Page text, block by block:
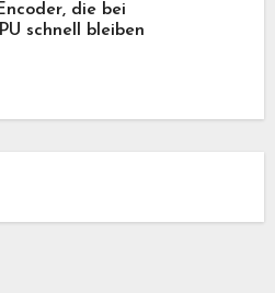
die bei
schnell bleiben